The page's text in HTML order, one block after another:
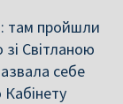
там пройшли
Світланою
себе